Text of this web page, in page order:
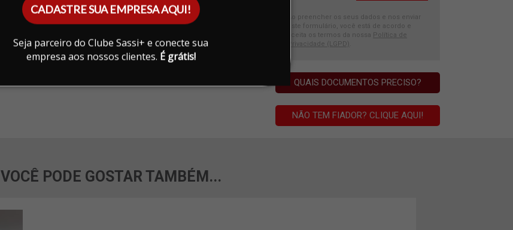
CADASTRE SUA EMPRESA AQUI!
Seja parceiro do Clube Sassi+ e conecte sua
empresa aos nossos clientes. É grátis!
Ao preencher os seus dados e nos enviar
este formulário, você está de acordo e
aceita os termos da nossa
Política de
Privacidade (LGPD)
QUAIS DOCUMENTOS PRECISO?
NÃO TEM FIADOR? CLIQUE AQUI!
VOCÊ PODE GOSTAR TAMBÉM...